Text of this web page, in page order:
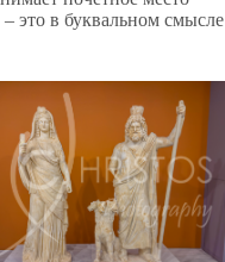
это в буквальном смысле